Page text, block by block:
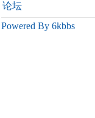
论坛
Powered By 6kbbs